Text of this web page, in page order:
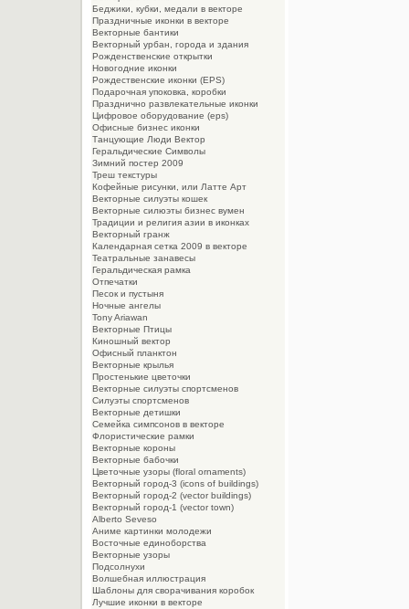
Беджики, кубки, медали в векторе
Праздничные иконки в векторе
Векторные бантики
Векторный урбан, города и здания
Рожденственские открытки
Новогодние иконки
Рождественские иконки (EPS)
Подарочная упоковка, коробки
Празднично развлекательные иконки
Цифровое оборудование (eps)
Офисные бизнес иконки
Танцующие Люди Вектор
Геральдические Символы
Зимний постер 2009
Треш текстуры
Кофейные рисунки, или Латте Арт
Векторные силуэты кошек
Векторные силюэты бизнес вумен
Традиции и религия азии в иконках
Векторный гранж
Календарная сетка 2009 в векторе
Театральные занавесы
Геральдическая рамка
Отпечатки
Песок и пустыня
Ночные ангелы
Tony Ariawan
Векторные Птицы
Киношный вектор
Офисный планктон
Векторные крылья
Простенькие цветочки
Векторные силуэты спортсменов
Силуэты спортсменов
Векторные детишки
Семейка симпсонов в векторе
Флористические рамки
Векторные короны
Векторные бабочки
Цветочные узоры (floral ornaments)
Векторный город-3 (icons of buildings)
Векторный город-2 (vector buildings)
Векторный город-1 (vector town)
Alberto Seveso
Aниме картинки молодежи
Восточные единоборства
Векторные узоры
Подсолнухи
Волшебная иллюстрация
Шаблоны для сворачивания коробок
Лучшие иконки в векторе